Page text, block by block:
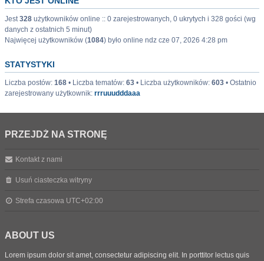
Jest328 użytkowników online :: 0 zarejestrowanych, 0 ukrytych i 328 gości (wg
danych z ostatnich 5 minut)
Najwięcej użytkowników (1084) było online ndz cze 07, 2026 4:28 pm
STATYSTYKI
Liczba postów: 168 • Liczba tematów: 63 • Liczba użytkowników: 603 • Ostatnio
zarejestrowany użytkownik: rrruuudddaaa
PRZEJDŹ NA STRONĘ
Kontakt z nami
Usuń ciasteczka witryny
Strefa czasowa UTC+02:00
ABOUT US
Lorem ipsum dolor sit amet, consectetur adipiscing elit. In porttitor lectus quis